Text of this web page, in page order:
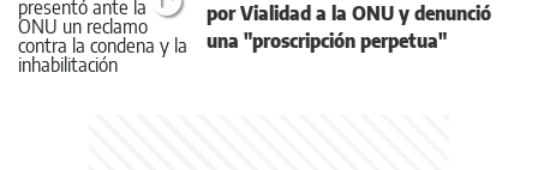
por Vialidad a la ONU y denunció
una "proscripción perpetua"